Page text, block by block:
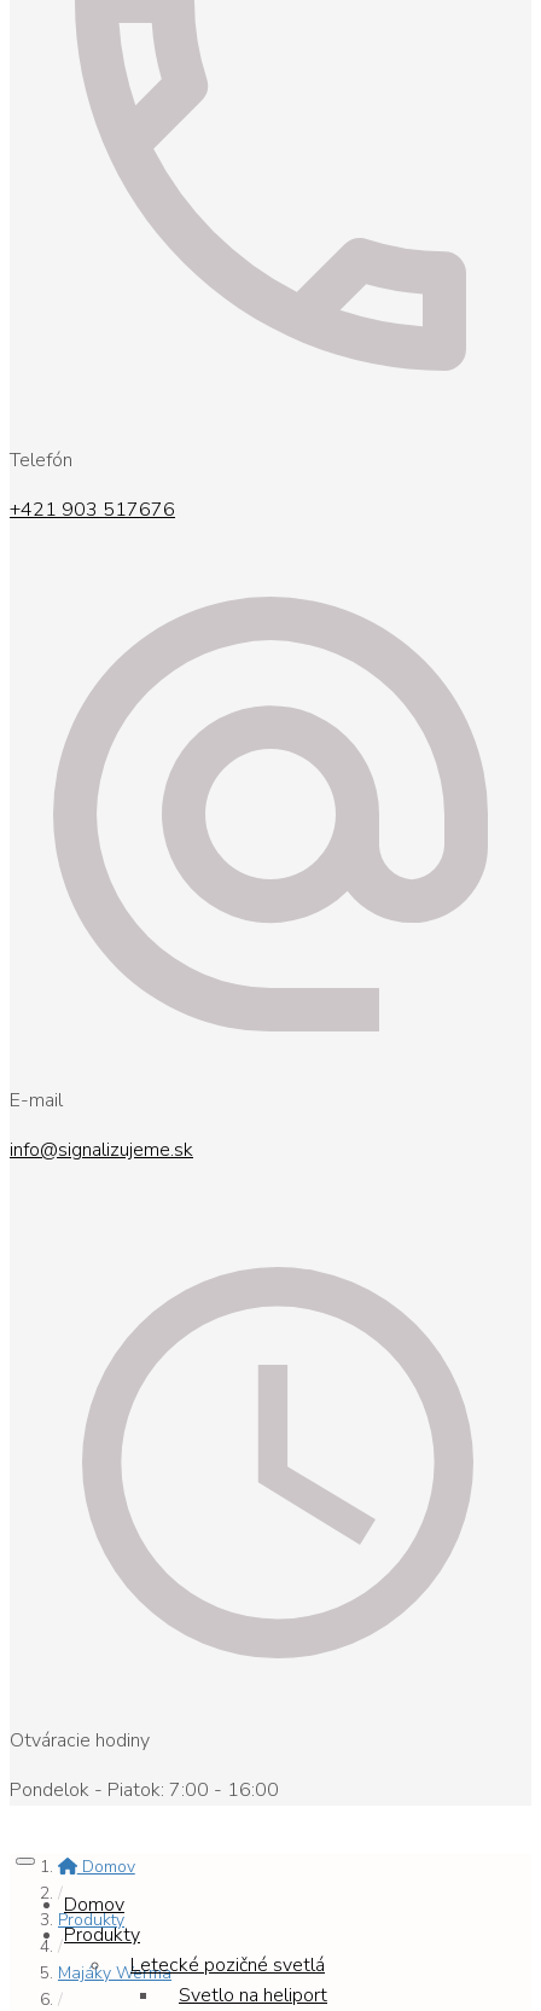
Telefón
+421 903 517676
E-mail
info@signalizujeme.sk
Otváracie hodiny
Pondelok - Piatok: 7:00 - 16:00
Domov
Produkty
Letecké pozičné svetlá
Svetlo na heliport
Domov
/
Produkty
/
Majáky Werma
/